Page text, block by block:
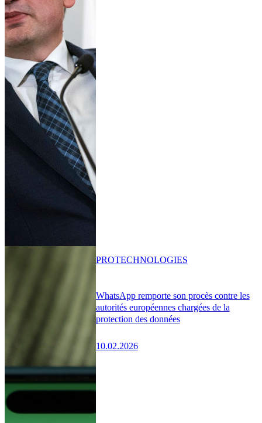
WhatsApp remporte son procès contre les
autorités européennes chargées de la
protection des données
10.02.2026
PROTECHNOLOGIES